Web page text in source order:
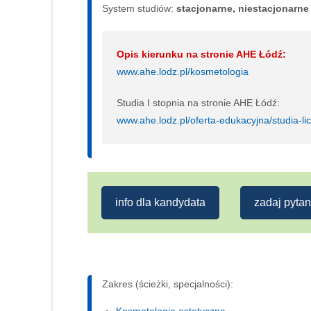
System studiów: sta­cjo­nar­ne, nie­sta­cjo­nar­ne
Opis kierunku na stronie AHE Łódź:
www.ahe.lodz.pl/kosmetologia
Studia I stopnia na stronie AHE Łódź:
www.ahe.lodz.pl/oferta-edukacyjna/studia-
info dla kandydata zadaj
Zakres (ścieżki, specjalności):